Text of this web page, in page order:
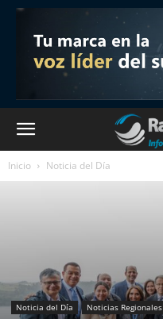
Inicio Noticia del Día
Noticia del Día Noticias Regionales